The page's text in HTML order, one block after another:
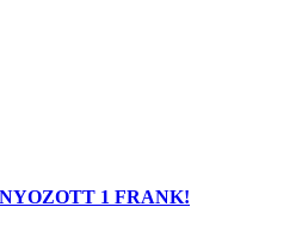
1 FRANK!